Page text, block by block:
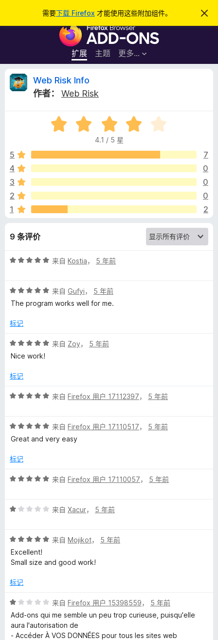
需要下载 Firefox 才能使用这些附加组件。
忽
此
F
r
e
览
器
附
加
件
扩展 主题 更多…
登录
W
R
i
s
I
f
的
评
价
Web Risk Info
作者：
Web Risk
评
分
.
/
4.1 / 5 星
5
7
4
0
3
0
2
0
1
2
9 条评价
评
/
5
来自 Kostia， 5 年前
评
分
/
来自 Gufyi， 5 年前
The program works well for me.
标记
评
分
/
来自 Zoy， 5 年前
Nice work!
标记
评
/
5
来自 Firefox 用户 17112397， 5 年前
评
分
/
来自 Firefox 用户 17110517， 5 年前
Great and very easy
标记
评
/
来自 Firefox 用户 17110057， 5 年前
评
/
5
来自 Xacur， 5 年前
评
分
5
5
来自 Mojikot， 5 年前
Excellent!
Small size and good work!
标记
评
分
1
来自 Firefox 用户 15398559， 5 年前
Add-ons qui me semble un peu trop curieuse, puisqu'elle
aura l'autorisation de
- Accéder À VOS DONNÉES pour tous les sites web